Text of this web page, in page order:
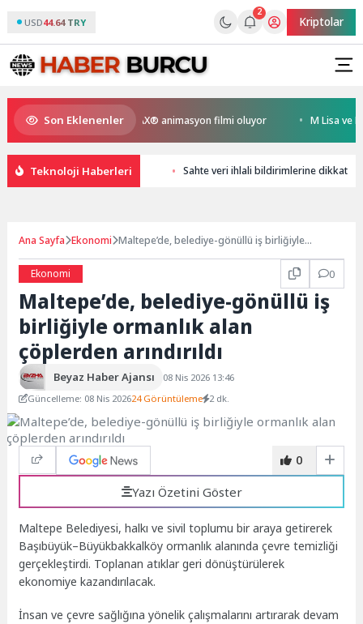
USD44.64 TRY
2
Kriptolar
Son Eklenenler
Kral Türkiye’nin ilk IMAX® animasyon filmi oluyor M Lisa ve
Teknoloji Haberleri Sahte veri ihlali bildirimlerine dikkat
Ana Sayfa Ekonomi Maltepe’de, belediye-gönüllü iş birliğiyle
Ekonomi
0
Maltepe’de, belediye-gönüllü iş
birliğiyle ormanlık alan
çöplerden arındırıldı
Beyaz Haber Ajansı
08 Nis 2026 13:46
Güncelleme: 08 Nis 202624 Görüntüleme 2 dk.
0
Yazı Özetini Göster
Maltepe Belediyesi, halkı ve sivil toplumu bir araya getirerek
Başıbüyük–Büyükbakkalköy ormanlık alanında çevre temizliği
gerçekleştirdi. Toplanan atıklar geri dönüştürülerek
ekonomiye kazandırılacak.
İnsan ve çevre sağlığına yönelik çalışmalarını artırarak devam